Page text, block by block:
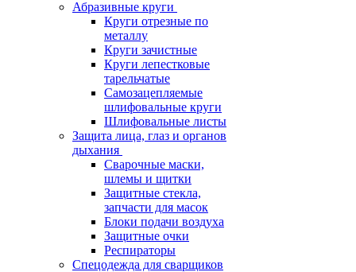
Абразивные круги
Круги отрезные по
металлу
Круги зачистные
Круги лепестковые
тарельчатые
Самозацепляемые
шлифовальные круги
Шлифовальные листы
Защита лица, глаз и органов
дыхания
Сварочные маски,
шлемы и щитки
Защитные стекла,
запчасти для масок
Блоки подачи воздуха
Защитные очки
Респираторы
Спецодежда для сварщиков